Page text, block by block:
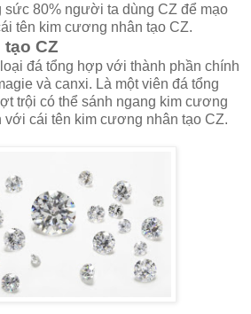
sức 80% người ta dùng CZ để mạo
tên kim cương nhân tạo CZ.
CZ
đá tổng hợp với thành phần chính
và canxi. Là một viên đá tổng
trội có thể sánh ngang kim cương
cái tên kim cương nhân tạo CZ.